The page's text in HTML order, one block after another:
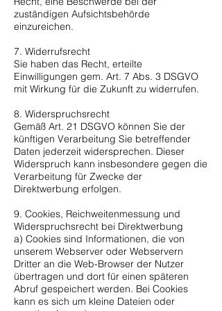
zuständigen Aufsichtsbehörde
einzureichen.
7. Widerrufsrecht
Sie haben das Recht, erteilte
Einwilligungen gem. Art. 7 Abs. 3 DSGVO
mit Wirkung für die Zukunft zu widerrufen.
8. Widerspruchsrecht
Gemäß Art. 21 DSGVO können Sie der
künftigen Verarbeitung Sie betreffender
Daten jederzeit widersprechen. Dieser
Widerspruch kann insbesondere gegen die
Verarbeitung für Zwecke der
Direktwerbung erfolgen.
9. Cookies, Reichweitenmessung und
Widerspruchsrecht bei Direktwerbung
a) Cookies sind Informationen, die von
unserem Webserver oder Webservern
Dritter an die Web-Browser der Nutzer
übertragen und dort für einen späteren
Abruf gespeichert werden. Bei Cookies
kann es sich um kleine Dateien oder